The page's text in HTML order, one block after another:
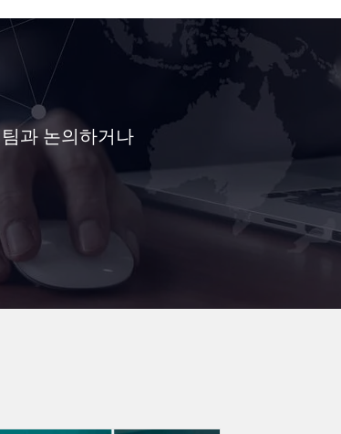
과 논의하거나